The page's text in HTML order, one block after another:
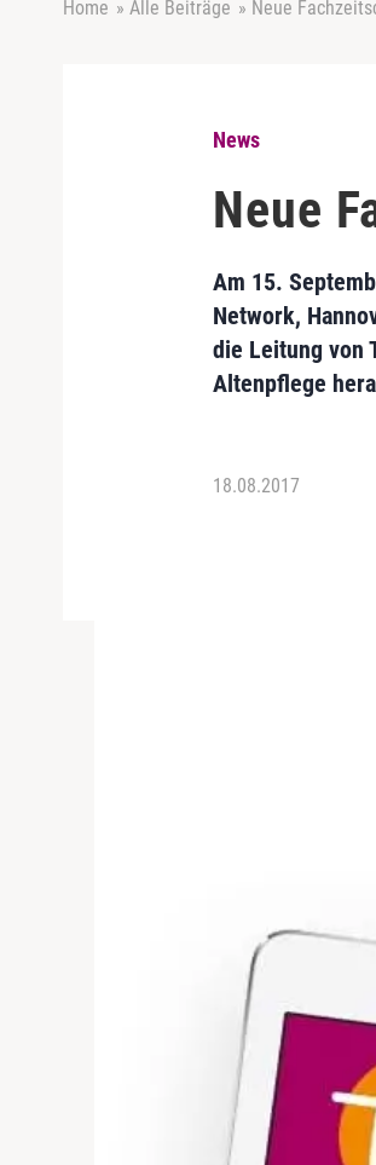
Home » Alle Beiträge » Neue
News
Neue
Am 15.
Network,
die Leitung von
Altenpflege
18.08.2017